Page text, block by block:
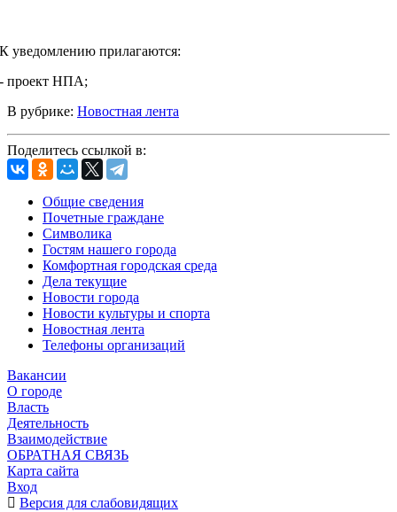
уведомлению прилагаются:
проект НПА;
В рубрике: Новостная лента
Поделитесь ссылкой в:
Общие сведения
Почетные граждане
Символика
Гостям нашего города
Комфортная городская среда
Дела текущие
Новости города
Новости культуры и спорта
Новостная лента
Телефоны организаций
Вакансии
О городе
Власть
Деятельность
Взаимодействие
ОБРАТНАЯ СВЯЗЬ
Карта сайта
Вход
Версия для слабовидящих